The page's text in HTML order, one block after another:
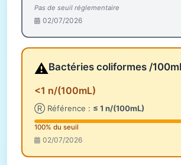
Pas de seuil réglementaire
02/07/2026
⚠️Bactéries coliformes /
<1 n/(100mL)
Ⓡ Référence : ≤ 1 n/(100mL)
100% du seuil
02/07/2026